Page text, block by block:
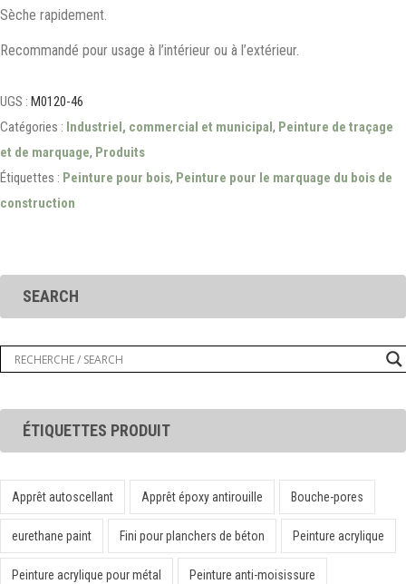
Sèche rapidement.
Recommandé pour usage à l’intérieur ou à l’extérieur.
UGS : M0120-46
Catégories : Industriel, commercial et municipal, Peinture de traçage
et de marquage, Produits
Étiquettes : Peinture pour bois, Peinture pour le marquage du bois de
construction
SEARCH
ÉTIQUETTES PRODUIT
Apprêt autoscellant Apprêt époxy antirouille Bouche-pores
eurethane paint Fini pour planchers de béton Peinture acrylique
Peinture acrylique pour métal Peinture anti-moisissure